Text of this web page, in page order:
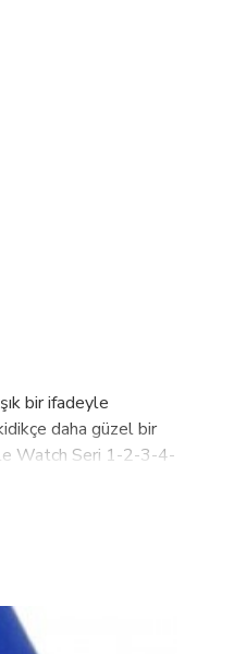
bir ifadeyle
daha güzel bir
Watch Seri 1-2-3-4-
müşterilerimize
çalışmalarımız